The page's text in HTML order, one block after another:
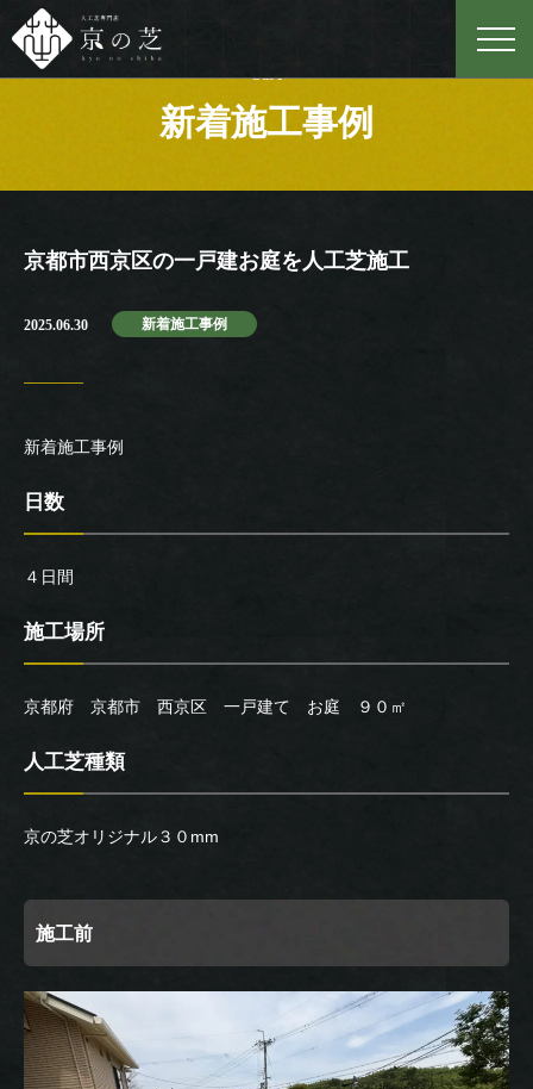
Case
新着施工事例
京都市西京区の一戸建お庭を人工芝施工
2025.06.30 新着施工事例
新着施工事例
日数
４日間
施工場所
京都府 京都市 西京区 一戸建て お庭 ９０㎡
人工芝種類
京の芝オリジナル３０mm
施工前